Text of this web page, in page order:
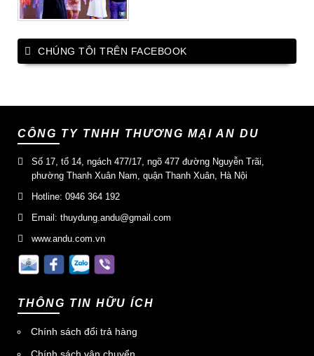
CHÚNG TÔI TRÊN FACEBOOK
CÔNG TY TNHH THƯƠNG MẠI AN DU
Số 17, tổ 14, ngách 477/17, ngõ 477 đường Nguyễn Trãi,
phường Thanh Xuân Nam, quận Thanh Xuân, Hà Nội
Hotline: 0946 364 192
Email: thuydung.andu@gmail.com
www.andu.com.vn
THÔNG TIN HỮU ÍCH
Chính sách đổi trả hàng